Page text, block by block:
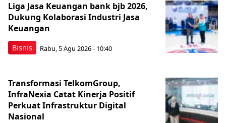
Bisnis
Liga Jasa Keuangan bank bjb 2026,
Dukung Kolaborasi Industri Jasa
Keuangan
Rabu, 5 Agu 2026 - 10:40
Transformasi TelkomGroup,
InfraNexia Catat Kinerja Positif
Perkuat Infrastruktur Digital
Nasional